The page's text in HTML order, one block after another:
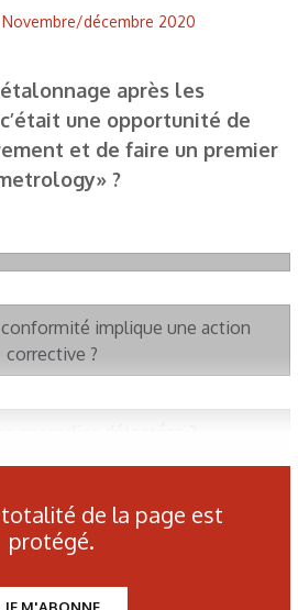
décembre 2020
après les
une opportunité de
et de faire un premier
?
conformité implique une action
corrective ?
un outil d’optimisation ?
déjà mises en œuvre ?
totalité de la page est
protégé.